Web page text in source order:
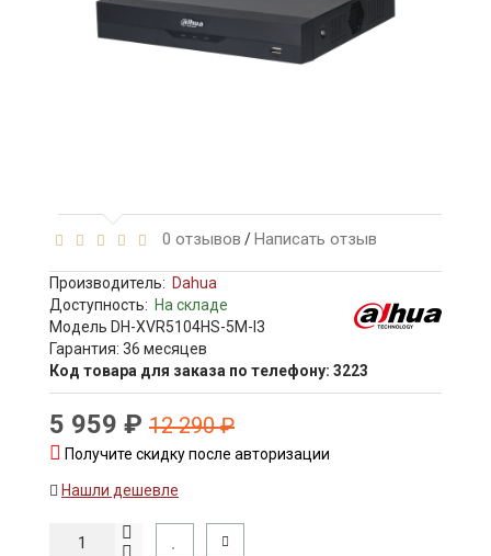
0 отзывов /Написать отзыв
Производитель: Dahua
Доступность: На складе
Модель DH-XVR5104HS-5M-I3
Гарантия: 36 месяцев
Код товара для заказа по телефону: 3223
5 959 ₽ 12 290 ₽
Получите скидку после авторизации
Нашли дешевле